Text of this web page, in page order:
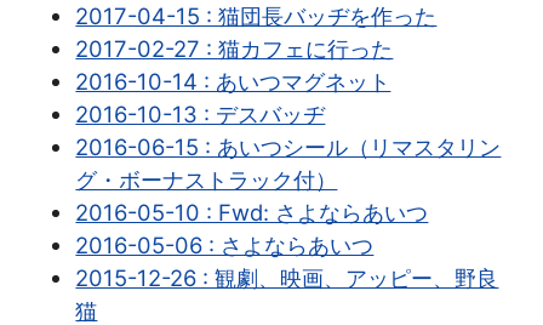
2017-04-15 : 猫団長バッヂを作った
2017-02-27 : 猫カフェに行った
2016-10-14 : あいつマグネット
2016-10-13 : デスバッヂ
2016-06-15 : あいつシール（リマスタリン
グ・ボーナストラック付）
2016-05-10 : Fwd: さよならあいつ
2016-05-06 : さよならあいつ
2015-12-26 : 観劇、映画、アッピー、野良
猫